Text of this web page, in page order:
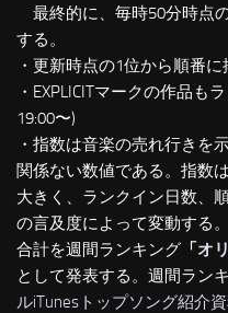
最終的に、毎時50分時点
する。
・更新時点の1位から順番に
・EXPLICITマークの作品も
19:00〜)
・指数は音楽の売れ行きを
関係ない数値である。指数
大きく、ランクイン日数、
の言及度によって変動する
合計を週間ランキング 「オ
として発表する。週間ラン
ルiTunesトップソング紹介